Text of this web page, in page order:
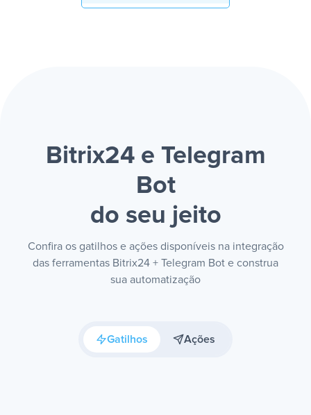
Bitrix24 e Telegram
Bot
do seu jeito
Confira os gatilhos e ações disponíveis na integração
das ferramentas Bitrix24 + Telegram Bot e construa
sua automatização
Gatilhos Ações